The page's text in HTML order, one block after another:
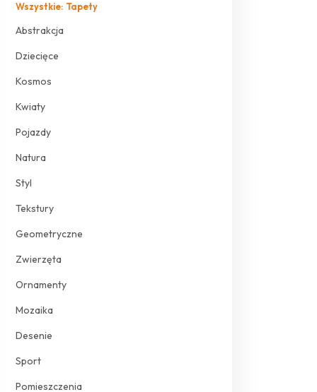
Wszystkie: Tapety
Abstrakcja
Dziecięce
Kosmos
Kwiaty
Pojazdy
Natura
Styl
Tekstury
Geometryczne
Zwierzęta
Ornamenty
Mozaika
Desenie
Sport
Pomieszczenia